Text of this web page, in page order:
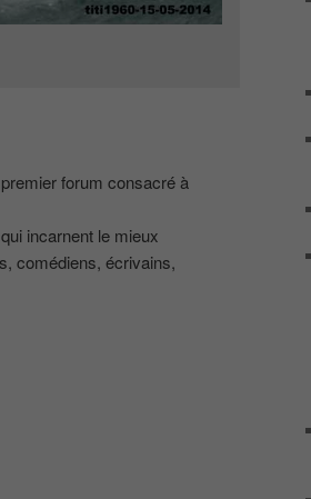
forum consacré à
incarnent le mieux
comédiens, écrivains,